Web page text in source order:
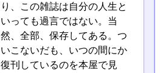
り、この雑誌は自分の人生と
いっても過言ではない。当
然、全部、保存してある。つ
いこないだも、いつの間にか
復刊しているのを本屋で見